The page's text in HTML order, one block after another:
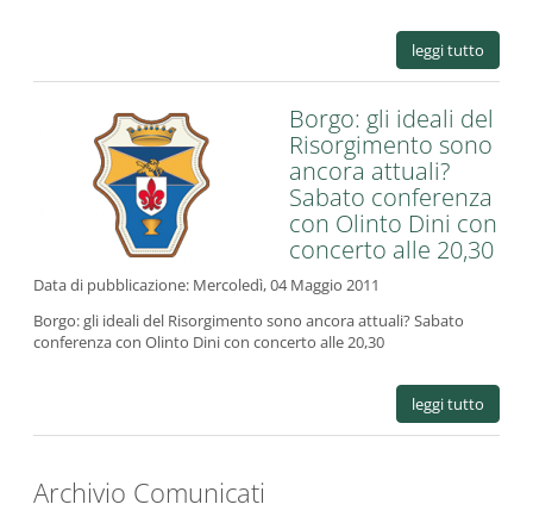
leggi tutto
Borgo: gli ideali del
Risorgimento sono
ancora attuali?
Sabato conferenza
con Olinto Dini con
concerto alle 20,30
Data di pubblicazione: Mercoledì, 04 Maggio 2011
Borgo: gli ideali del Risorgimento sono ancora attuali? Sabato
conferenza con Olinto Dini con concerto alle 20,30
leggi tutto
Archivio Comunicati